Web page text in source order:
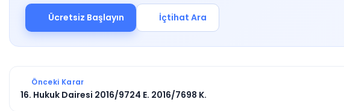
Ücretsiz Başlayın İçtihat Ara
Önceki Karar
16. Hukuk Dairesi 2016/9724 E. 2016/7698 K.